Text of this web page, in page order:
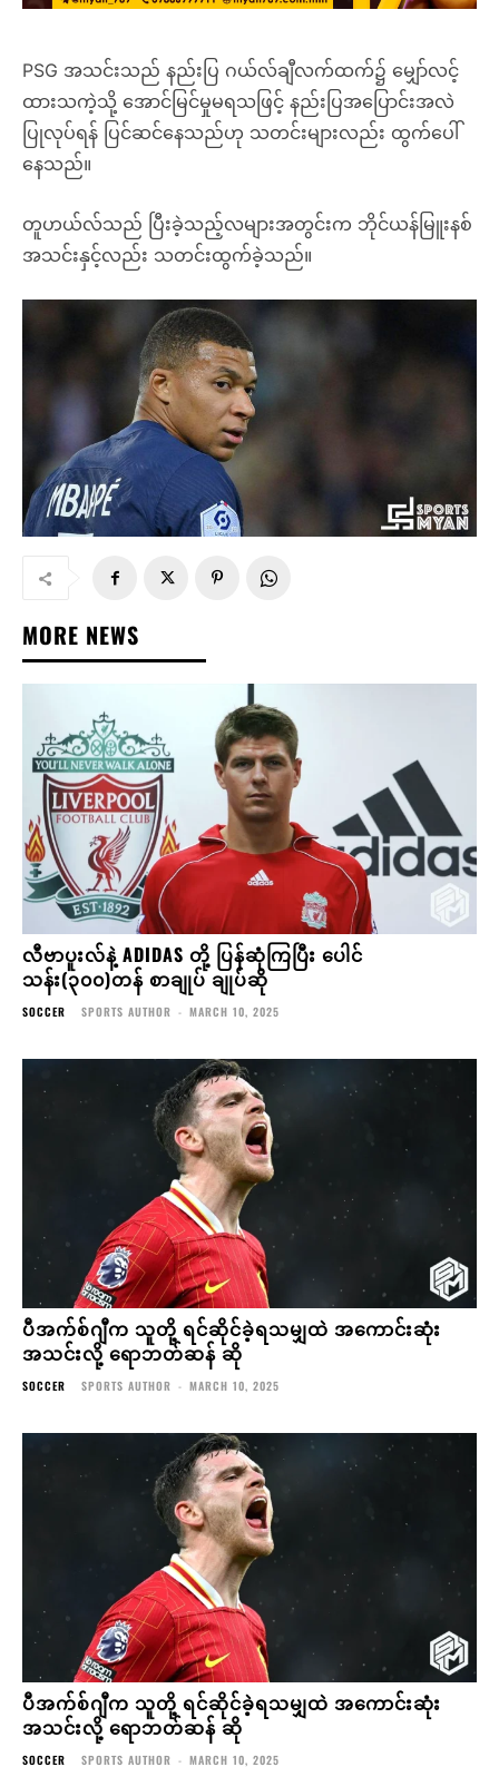
PSG အသင်းသည် နည်းပြ ဂယ်လ်ချီလက်ထက်၌ မျှော်လင့်
ထားသကဲ့သို့ အောင်မြင်မှုမရသဖြင့် နည်းပြအပြောင်းအလဲ
ပြုလုပ်ရန် ပြင်ဆင်နေသည်ဟု သတင်းများလည်း ထွက်ပေါ်
နေသည်။
တူဟယ်လ်သည် ပြီးခဲ့သည့်လများအတွင်းက ဘိုင်ယန်မြူးနစ်
အသင်းနှင့်လည်း သတင်းထွက်ခဲ့သည်။
MORE NEWS
လီဗာပူးလ်နဲ့ ADIDAS တို့ ပြန်ဆုံကြပြီး ပေါင်
သန်း(၃၀၀)တန် စာချုပ် ချုပ်ဆို
SOCCER SPORTS AUTHOR - MARCH 10, 2025
ပီအက်စ်ဂျီက သူတို့ ရင်ဆိုင်ခဲ့ရသမျှထဲ အကောင်းဆုံး
အသင်းလို့ ရောဘတ်ဆန် ဆို
SOCCER SPORTS AUTHOR - MARCH 10, 2025
ပီအက်စ်ဂျီက သူတို့ ရင်ဆိုင်ခဲ့ရသမျှထဲ အကောင်းဆုံး
အသင်းလို့ ရောဘတ်ဆန် ဆို
SOCCER SPORTS AUTHOR - MARCH 10, 2025